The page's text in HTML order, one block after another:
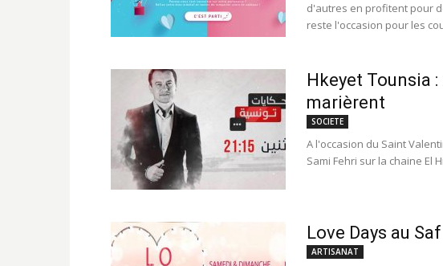
d'autres en profitent pour
reste l'occasion pour les
Hkeyet Tounsia
marièrent
SOCIETE
A l'occasion du Saint
Sami Fehri sur la chaine El
Love Days au
ARTISANAT